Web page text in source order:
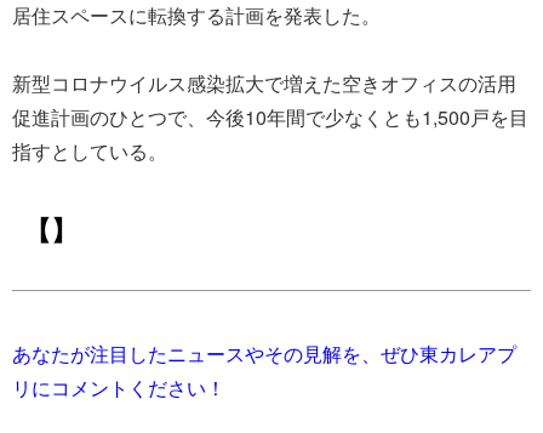
居住スペースに転換する計画を発表した。
新型コロナウイルス感染拡大で増えた空きオフィスの活用
促進計画のひとつで、今後10年間で少なくとも1,500戸を目
指すとしている。
【】
あなたが注目したニュースやその見解を、ぜひ東カレアプ
リにコメントください！